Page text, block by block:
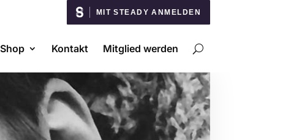
MIT STEADY ANMELDEN
Shop Kontakt Mitglied werden